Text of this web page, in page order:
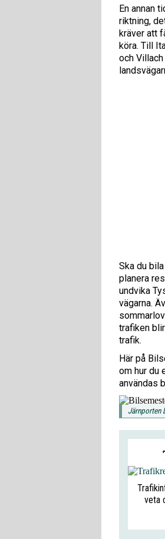
En annan
riktning,
kräver att
köra. Till
och
Ska du
planera
undvika
vägarna.
trafiken
trafik.
Här på
om hur du
användas
Järnporten
veta